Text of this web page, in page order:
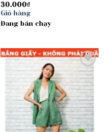
30.000₫
Giỏ hàng
Đang bán chạy
Add to
wishlist